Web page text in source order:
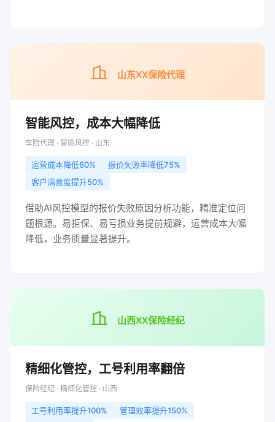
山东XX保险代理
智能风控，成本大幅降低
车险代理 · 智能风控 · 山东
运营成本降低60%
报价失败率降低75%
客户满意度提升50%
借助AI风控模型的报价失败原因分析功能，精准定位问
题根源。易拒保、易亏损业务提前规避，运营成本大幅
降低，业务质量显著提升。
山西XX保险经纪
精细化管控，工号利用率翻倍
保险经纪 · 精细化管控 · 山西
工号利用率提升100%
管理效率提升150%